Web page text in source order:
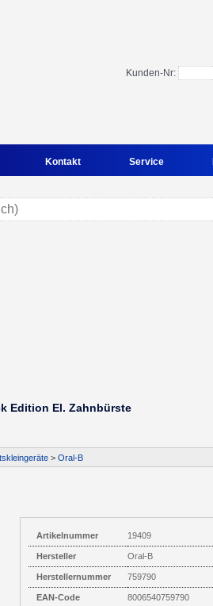
Kunden-Nr:
Kontakt Service
Edition El. Zahnbürste
> Oral-B
Artikelnummer 19409
Hersteller Oral-B
Herstellernummer 759790
EAN-Code 8006540759790